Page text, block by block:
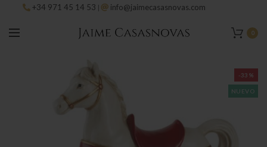
+34 971 45 14 53 | info@jaimecasasnovas.com
0
-33%
NUEVO